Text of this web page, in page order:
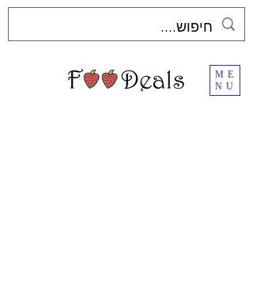
ME
NU